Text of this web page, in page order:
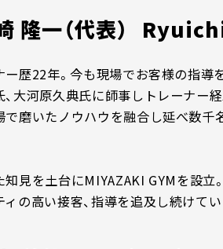
隆一（代表）
ー歴22年。今も現場でお客様の指導
、大河原久典氏に師事しトレーナー
で磨いたノウハウを融合し延べ数千
知見を土台にMIYAZAKI GYMを設立
ィの高い接客、指導を追及し続けてい